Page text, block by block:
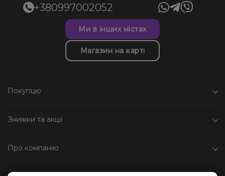
+380997002052
Ми в інших містах
Магазин на карті
Покупцю
Знижки та акції
Про компанію